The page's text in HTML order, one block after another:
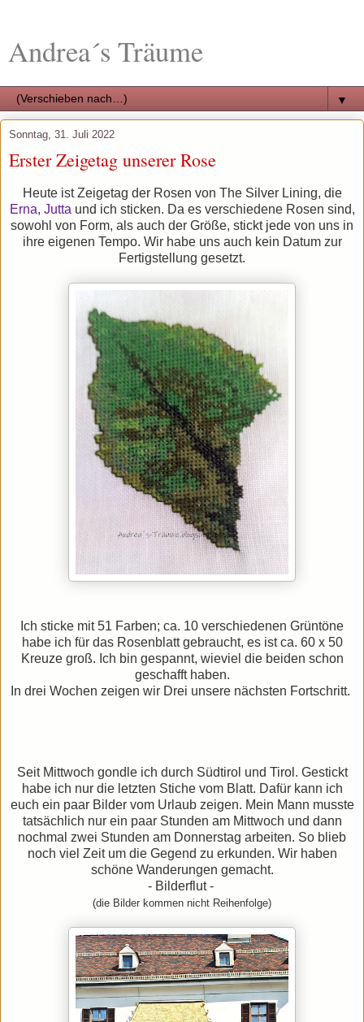
Andrea´s Träume
▼
Sonntag, 31. Juli 2022
Erster Zeigetag unserer Rose
Heute ist Zeigetag der Rosen von The Silver Lining, die
Erna, Jutta und ich sticken. Da es verschiedene Rosen sind,
sowohl von Form, als auch der Größe, stickt jede von uns in
ihre eigenen Tempo. Wir habe uns auch kein Datum zur
Fertigstellung gesetzt.
Ich sticke mit 51 Farben; ca. 10 verschiedenen Grüntöne
habe ich für das Rosenblatt gebraucht, es ist ca. 60 x 50
Kreuze groß. Ich bin gespannt, wieviel die beiden schon
geschafft haben.
In drei Wochen zeigen wir Drei unsere nächsten Fortschritt.
Seit Mittwoch gondle ich durch Südtirol und Tirol. Gestickt
habe ich nur die letzten Stiche vom Blatt. Dafür kann ich
euch ein paar Bilder vom Urlaub zeigen. Mein Mann musste
tatsächlich nur ein paar Stunden am Mittwoch und dann
nochmal zwei Stunden am Donnerstag arbeiten. So blieb
noch viel Zeit um die Gegend zu erkunden. Wir haben
schöne Wanderungen gemacht.
- Bilderflut -
(die Bilder kommen nicht Reihenfolge)